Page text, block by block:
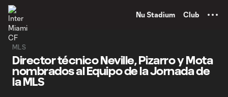
Nu Stadium Club
MLS
Director técnico Neville, Pizarro y Mota
nombrados al Equipo de la Jornada de
la MLS